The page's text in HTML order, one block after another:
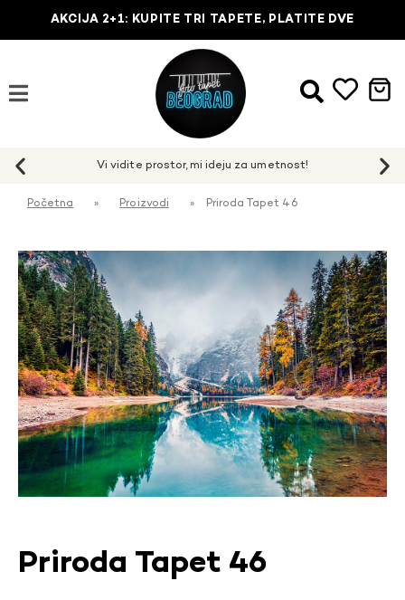
AKCIJA 2+1: KUPITE TRI TAPETE, PLATITE DVE
Početna » Proizvodi » Priroda Tapet 46
Priroda Tapet 46